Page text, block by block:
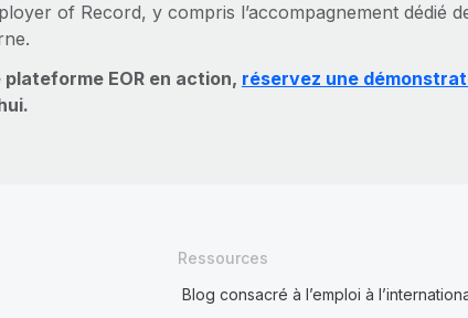
of Record, y compris l’accompagnement dédié
EOR en action, réservez une
Ressources
Blog consacré à l’emploi à